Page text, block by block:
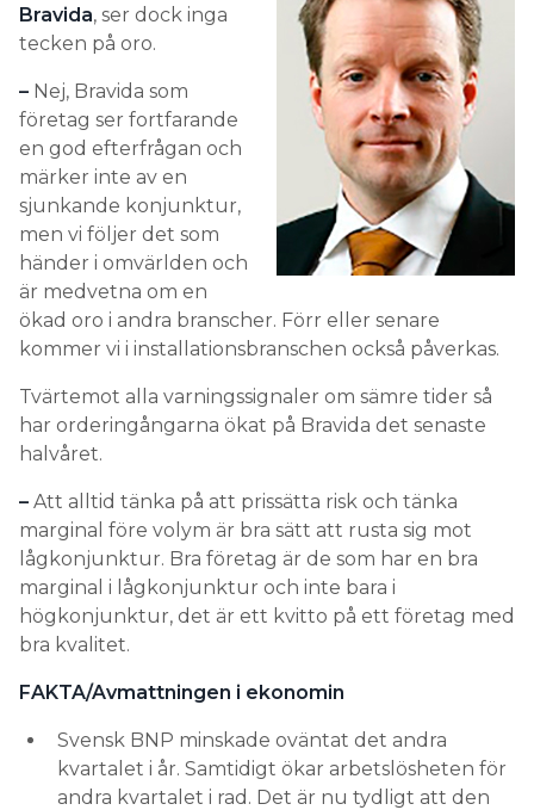
Bravida, ser dock inga
tecken på oro.
– Nej, Bravida som
företag ser fortfarande
en god efterfrågan och
märker inte av en
sjunkande konjunktur,
men vi följer det som
händer i omvärlden och
är medvetna om en
ökad oro i andra branscher. Förr eller senare
kommer vi i installationsbranschen också påverkas.
Tvärtemot alla varningssignaler om sämre tider så
har orderingångarna ökat på Bravida det senaste
halvåret.
– Att alltid tänka på att prissätta risk och tänka
marginal före volym är bra sätt att rusta sig mot
lågkonjunktur. Bra företag är de som har en bra
marginal i lågkonjunktur och inte bara i
högkonjunktur, det är ett kvitto på ett företag med
bra kvalitet.
FAKTA/Avmattningen i ekonomin
Svensk BNP minskade oväntat det andra
kvartalet i år. Samtidigt ökar arbetslösheten för
andra kvartalet i rad. Det är nu tydligt att den